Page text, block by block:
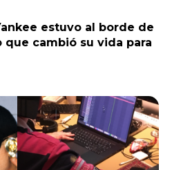
estuvo al borde de
que cambió su vida para